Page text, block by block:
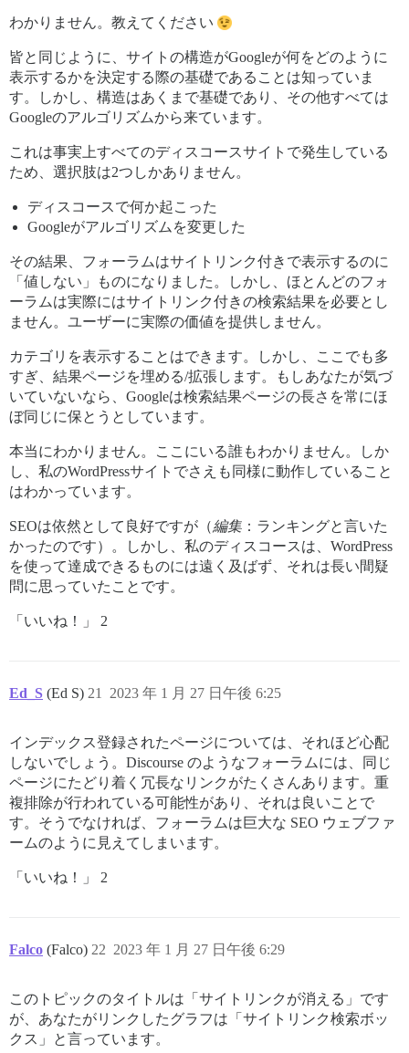
わかりません。教えてください
皆と同じように、サイトの構造がGoogleが何をどのように
表示するかを決定する際の基礎であることは知っていま
す。しかし、構造はあくまで基礎であり、その他すべては
Googleのアルゴリズムから来ています。
これは事実上すべてのディスコースサイトで発生している
ため、選択肢は2つしかありません。
ディスコースで何か起こった
Googleがアルゴリズムを変更した
その結果、フォーラムはサイトリンク付きで表示するのに
「値しない」ものになりました。しかし、ほとんどのフォ
ーラムは実際にはサイトリンク付きの検索結果を必要とし
ません。ユーザーに実際の価値を提供しません。
カテゴリを表示することはできます。しかし、ここでも多
すぎ、結果ページを埋める/拡張します。もしあなたが気づ
いていないなら、Googleは検索結果ページの長さを常にほ
ぼ同じに保とうとしています。
本当にわかりません。ここにいる誰もわかりません。しか
し、私のWordPressサイトでさえも同様に動作していること
はわかっています。
SEOは依然として良好ですが（編集 ：ランキングと言いた
かったのです）。しかし、私のディスコースは、WordPress
を使って達成できるものには遠く及ばず、それは長い間疑
問に思っていたことです。
「いいね！」 2
Ed_S (Ed S) 2023 年 1 月 27 日午後 6:25
21
インデックス登録されたページについては、それほど心配
しないでしょう。Discourse のようなフォーラムには、同じ
ページにたどり着く冗長なリンクがたくさんあります。重
複排除が行われている可能性があり、それは良いことで
す。そうでなければ、フォーラムは巨大な SEO ウェブファ
ームのように見えてしまいます。
「いいね！」 2
Falco (Falco) 2023 年 1 月 27 日午後 6:29
22
このトピックのタイトルは「サイトリンクが消える」です
が、あなたがリンクしたグラフは「サイトリンク検索ボッ
クス」と言っています。